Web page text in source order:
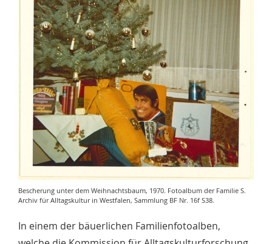
Bescherung unter dem Weihnachtsbaum, 1970. Fotoalbum der Familie S.
Archiv für Alltagskultur in Westfalen, Sammlung BF Nr. 16f S38.
In einem der bäuerlichen Familienfotoalben,